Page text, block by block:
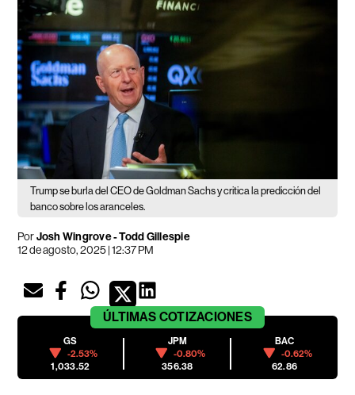
Trump se burla del CEO de Goldman Sachs y critica la predicción del
banco sobre los aranceles.
PorJosh Wingrove - Todd Gillespie
12 de agosto, 2025 | 12:37 PM
ÚLTIMAS COTIZACIONES
GS
-2.53%
1,033.52
JPM
-0.80%
356.38
BAC
-0.62%
62.86